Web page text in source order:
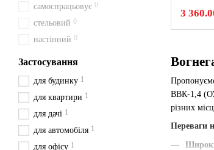
ВВК-1,4
різних
Переваги
3
самоспрацьовує 0
стельовий 0
настінний 0
Застосування
для будинку 1
для квартири 1
для дачі 1
для автомобіля 1
для офісу 1